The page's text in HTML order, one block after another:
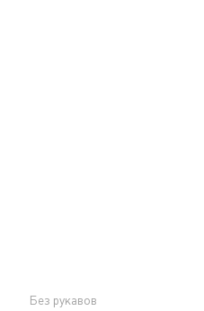
Без рукавов